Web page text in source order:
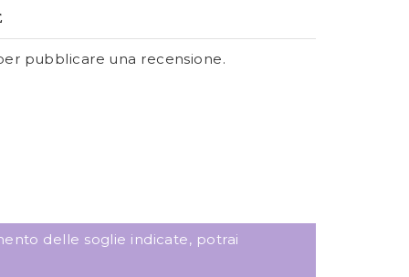
pubblicare una recensione.
delle soglie indicate, potrai